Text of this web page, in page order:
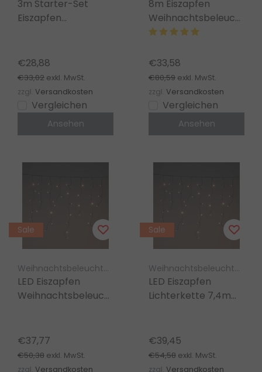
3m Starter-Set
Eiszapfen
Warmweiß 100 LEDs
IP67 Profi
€28,88
€33,02 exkl. MwSt.
zzgl. Versandkosten
Vergleichen
Ansehen
8m Eiszapfen
Weihnachtsbeleuchtung
warmweiß 200 LED –
wasserdicht
€33,58
€80,59 exkl. MwSt.
zzgl. Versandkosten
Vergleichen
Ansehen
Sale
Weihnachtsbeleuchtung Luksus
LED Eiszapfen
Weihnachtsbeleuchtung
Timer & Memory
€37,77
€50,38 exkl. MwSt.
zzgl. Versandkosten
Sale
Weihnachtsbeleuchtung Luksus
LED Eiszapfen
Lichterkette 7,4m
Timer & Memory
€39,45
€54,58 exkl. MwSt.
zzgl. Versandkosten